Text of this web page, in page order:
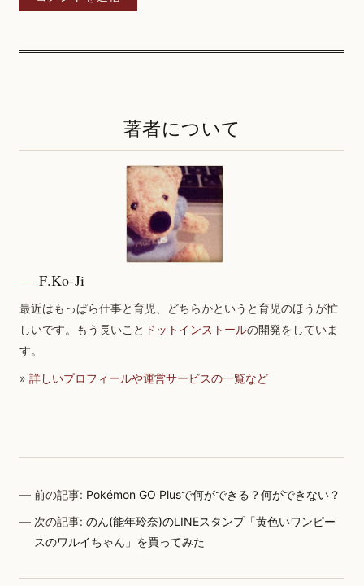
著者について
F.Ko-Ji
最近はもっぱら仕事と育児、どちらかというと育児のほうが忙
しいです。もう長いこと ドットインストールの開発をしていま
す。
» 詳しいプロフィールや運営サービスの一覧など
前の記事: Pokémon GO Plusで何ができる？何ができない？
次の記事:のん(能年玲奈)のLINEスタンプ「黄色いワンピー
スのワルイちゃん」を買ってみた